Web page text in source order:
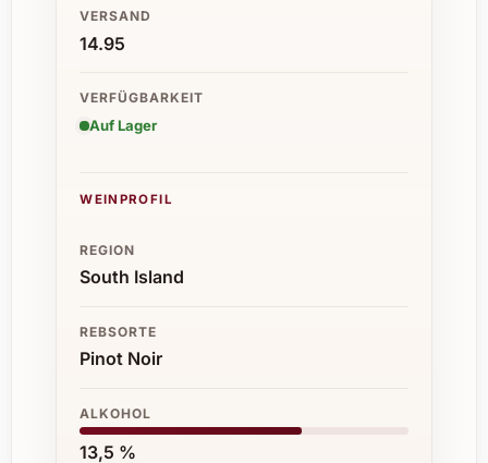
VERSAND
14.95
VERFÜGBARKEIT
Auf Lager
WEINPROFIL
REGION
South Island
REBSORTE
Pinot Noir
ALKOHOL
13,5 %